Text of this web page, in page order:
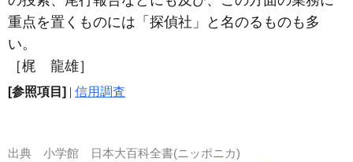
重点を置くものには「探偵社」と名のるものも多
い。
［梶 龍雄］
[参照項目] | 信用調査
出典 小学館 日本大百科全書(ニッポニカ)